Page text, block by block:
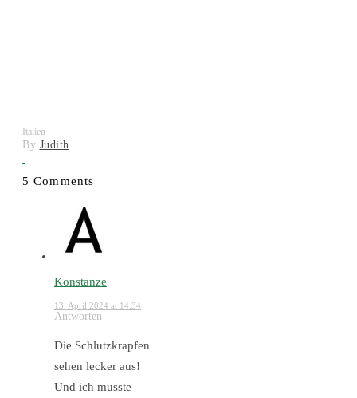
Italien
By Judith
5 Comments
Konstanze
13. April 2024 at 14:34
Antworten
Die Schlutzkrapfen
sehen lecker aus!
Und ich musste